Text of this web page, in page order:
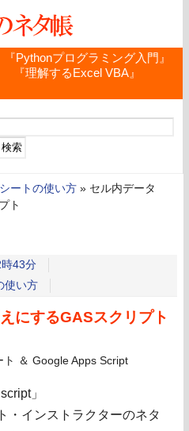
『Pythonプログラミング入門』
『理解するExcel VBA』
ートの使い方 » セル内データ
ト
43分
使い方
にするGASスクリプト
＆ Google Apps Script
」
・インストラクターのネタ